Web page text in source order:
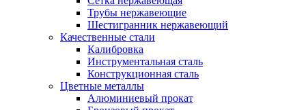
Трубы нержавеющие
Шестигранник нержавеющий
Качественные стали
Калибровка
Инструментальная сталь
Конструкционная сталь
Цветные металлы
Алюминиевый прокат